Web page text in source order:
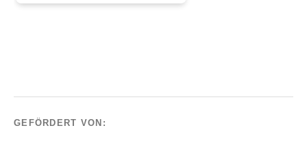
GEFÖRDERT VON: